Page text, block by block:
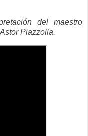
del maestro
Piazzolla.